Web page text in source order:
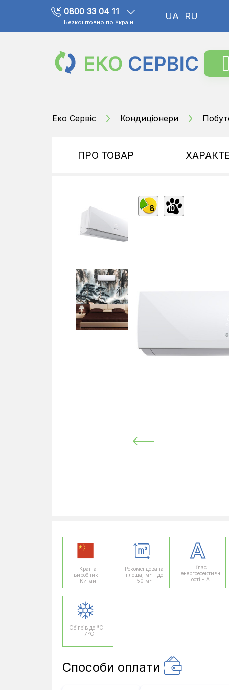
0800 33 04 11
Безкоштовно по Україні
UA RU
Еко Сервіс Кондиціонери
ПРО ТОВАР
8 10
Країна
виробник -
Китай
Рекомендована
площа, м² - до
50 м²
Клас
енергоефективн
ості - A
Обігрів до °C -
-7°C
Способи оплати